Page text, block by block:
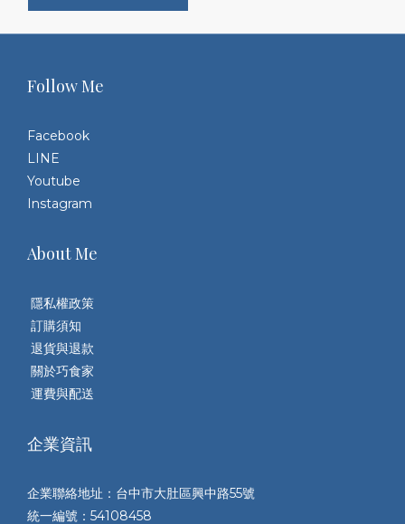
Follow Me
Facebook
LINE
Youtube
Instagram
About Me
隱私權政策
訂購須知
退貨與退款
關於巧食家
運費與配送
企業資訊
企業聯絡地址：台中市大肚區興中路55號
統一編號：54108458